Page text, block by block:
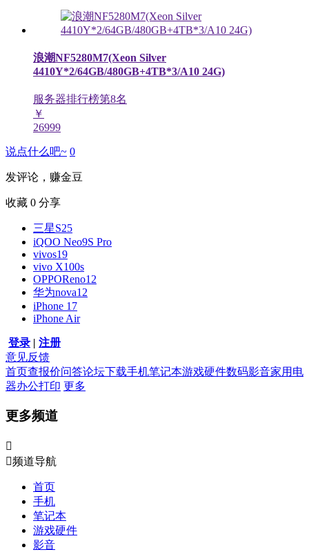
浪潮NF5280M7(Xeon Silver
4410Y*2/64GB/480GB+4TB*3/A10 24G)
服务器排行榜第8名
￥
26999
说点什么吧~ 0
发评论，赚金豆
收藏 0 分享
三星S25
iQOO Neo9S Pro
vivos19
vivo X100s
OPPOReno12
华为nova12
iPhone 17
iPhone Air
登录 | 注册
意见反馈
首页查报价问答论坛下载手机笔记本游戏硬件数码影音家用电
器办公打印 更多
更多频道

频道导航
首页
手机
笔记本
游戏硬件
影音